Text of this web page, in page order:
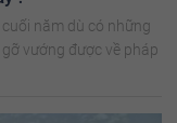
năm dù có những
vướng được về pháp